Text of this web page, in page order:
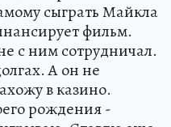
сыграть Майкла
фильм.
с ним сотрудничал.
А он не
в казино.
рождения -